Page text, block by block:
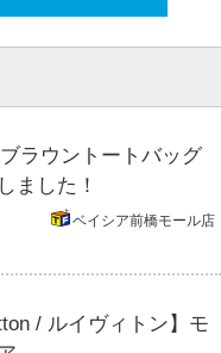
ブラウントートバッグ
ました！
ベイシア前橋モール店
/ ルイヴィトン】モ